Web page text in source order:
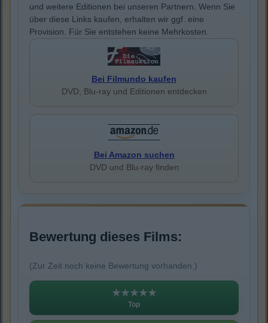
und weitere Editionen bei unseren Partnern. Wenn Sie
über diese Links kaufen, erhalten wir ggf. eine
Provision. Für Sie entstehen keine Mehrkosten.
Bei Filmundo kaufen
DVD, Blu-ray und Editionen entdecken
Bei Amazon suchen
DVD und Blu-ray finden
Bewertung dieses Films:
(Zur Zeit noch keine Bewertung vorhanden.)
★★★★★
Top